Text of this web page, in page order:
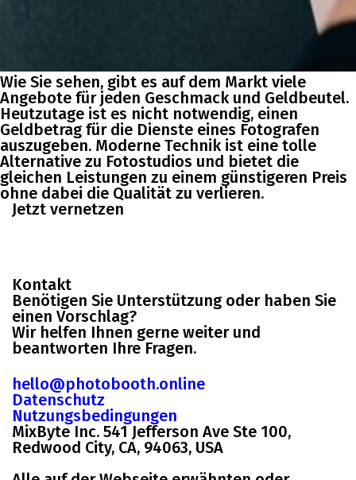
Wie Sie sehen, gibt es auf dem Markt viele
Angebote für jeden Geschmack und Geldbeutel.
Heutzutage ist es nicht notwendig, einen
Geldbetrag für die Dienste eines Fotografen
auszugeben. Moderne Technik ist eine tolle
Alternative zu Fotostudios und bietet die
gleichen Leistungen zu einem günstigeren Preis
ohne dabei die Qualität zu verlieren.
Jetzt vernetzen
Kontakt
Benötigen Sie Unterstützung oder haben Sie
einen Vorschlag?
Wir helfen Ihnen gerne weiter und
beantworten Ihre Fragen.
hello@photobooth.online
Datenschutz
Nutzungsbedingungen
MixByte Inc. 541 Jefferson Ave Ste 100,
Redwood City, CA, 94063, USA